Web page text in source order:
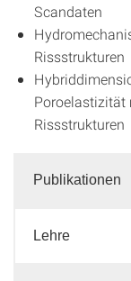
Scandaten
Rissstrukturen
Poroelastizität
Rissstrukturen
Publikationen
Lehre